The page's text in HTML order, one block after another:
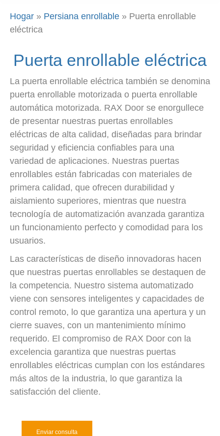
Hogar » Persiana enrollable » Puerta enrollable
eléctrica
Puerta enrollable eléctrica
La puerta enrollable eléctrica también se denomina
puerta enrollable motorizada o puerta enrollable
automática motorizada. RAX Door se enorgullece
de presentar nuestras puertas enrollables
eléctricas de alta calidad, diseñadas para brindar
seguridad y eficiencia confiables para una
variedad de aplicaciones. Nuestras puertas
enrollables están fabricadas con materiales de
primera calidad, que ofrecen durabilidad y
aislamiento superiores, mientras que nuestra
tecnología de automatización avanzada garantiza
un funcionamiento perfecto y comodidad para los
usuarios.
Las características de diseño innovadoras hacen
que nuestras puertas enrollables se destaquen de
la competencia. Nuestro sistema automatizado
viene con sensores inteligentes y capacidades de
control remoto, lo que garantiza una apertura y un
cierre suaves, con un mantenimiento mínimo
requerido. El compromiso de RAX Door con la
excelencia garantiza que nuestras puertas
enrollables eléctricas cumplan con los estándares
más altos de la industria, lo que garantiza la
satisfacción del cliente.
Enviar consulta